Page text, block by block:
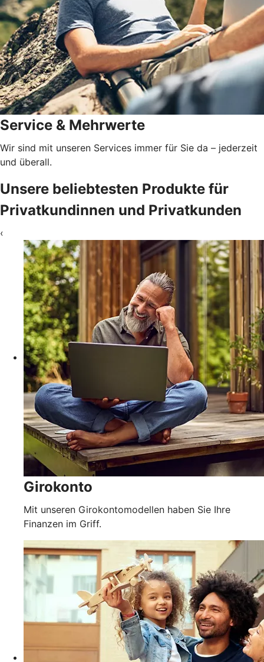
Service & Mehrwerte
Wir sind mit unseren Services immer für Sie da – jederzeit
und überall.
Unsere beliebtesten Produkte für
Privatkundinnen und Privatkunden
‹
Girokonto
Mit unseren Girokontomodellen haben Sie Ihre
Finanzen im Griff.